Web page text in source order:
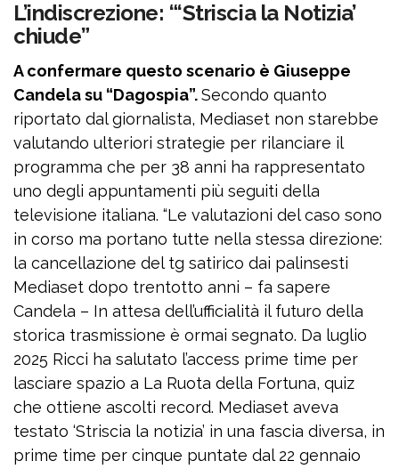
L’indiscrezione: “‘Striscia la Notizia’
chiude”
A confermare questo scenario è Giuseppe
Candela su “Dagospia”.Secondo quanto
riportato dal giornalista, Mediaset non starebbe
valutando ulteriori strategie per rilanciare il
programma che per 38 anni ha rappresentato
uno degli appuntamenti più seguiti della
televisione italiana. “Le valutazioni del caso sono
in corso ma portano tutte nella stessa direzione:
la cancellazione del tg satirico dai palinsesti
Mediaset dopo trentotto anni – fa sapere
Candela – In attesa dell’ufficialità il futuro della
storica trasmissione è ormai segnato. Da luglio
2025 Ricci ha salutato l’access prime time per
lasciare spazio a La Ruota della Fortuna, quiz
che ottiene ascolti record. Mediaset aveva
testato ‘Striscia la notizia’ in una fascia diversa, in
prime time per cinque puntate dal 22 gennaio